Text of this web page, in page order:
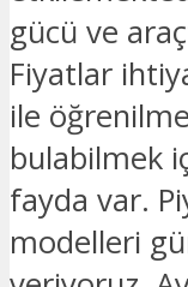
gücü ve
Fiyatlar
ile
bulabilmek
fayda var.
modelleri